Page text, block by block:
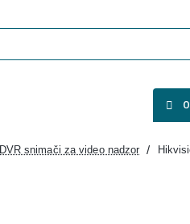
SVE ZA VIDEO
DVR snimači za video nadzor